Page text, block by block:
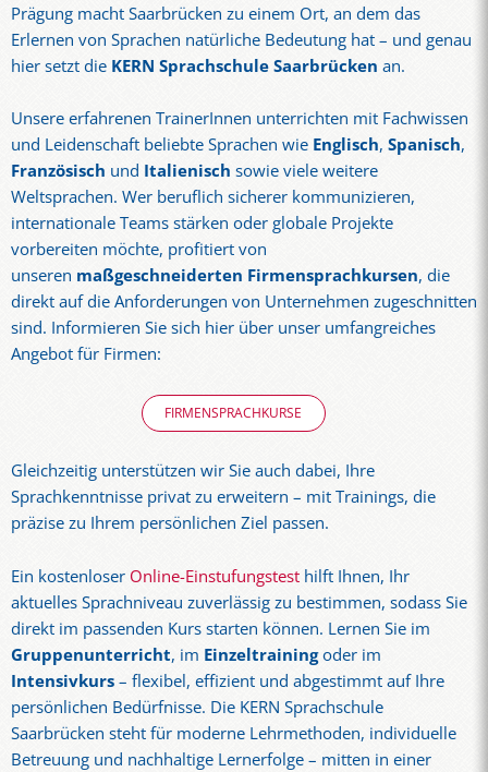
Prägung macht Saarbrücken zu einem Ort, an dem das
Erlernen von Sprachen natürliche Bedeutung hat – und genau
hier setzt die KERN Sprachschule Saarbrücken an.
Unsere erfahrenen TrainerInnen unterrichten mit Fachwissen
und Leidenschaft beliebte Sprachen wie Englisch, Spanisch,
Französisch und Italienisch sowie viele weitere
Weltsprachen. Wer beruflich sicherer kommunizieren,
internationale Teams stärken oder globale Projekte
vorbereiten möchte, profitiert von
unseren maßgeschneiderten Firmensprachkursen, die
direkt auf die Anforderungen von Unternehmen zugeschnitten
sind. Informieren Sie sich hier über unser umfangreiches
Angebot für Firmen:
FIRMENSPRACHKURSE
Gleichzeitig unterstützen wir Sie auch dabei, Ihre
Sprachkenntnisse privat zu erweitern – mit Trainings, die
präzise zu Ihrem persönlichen Ziel passen.
Ein kostenloser Online-Einstufungstest hilft Ihnen, Ihr
aktuelles Sprachniveau zuverlässig zu bestimmen, sodass Sie
direkt im passenden Kurs starten können. Lernen Sie im
Gruppenunterricht, im Einzeltrainingoder im
Intensivkurs– flexibel, effizient und abgestimmt auf Ihre
persönlichen Bedürfnisse. Die KERN Sprachschule
Saarbrücken steht für moderne Lehrmethoden, individuelle
Betreuung und nachhaltige Lernerfolge – mitten in einer